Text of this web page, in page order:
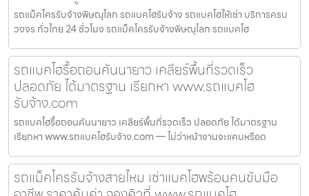
รถแม็คโครรับจ้างพิษณุโลก รถแบคโฮรับจ้าง รถแบคโฮให้เช่า บริการครบ
วงจร ทั่วไทย 24 ชั่วโมง รถแม็คโครรับจ้างพิษณุโลก รถแบคโฮ
รถแบคโฮรื้อถอนคันนายาว เคลียร์พื้นที่รวดเร็ว
ปลอดภัย ได้มาตรฐาน เรียกหา www.รถแบคโฮ
รับจ้าง.com
รถแบคโฮรื้อถอนคันนายาว เคลียร์พื้นที่รวดเร็ว ปลอดภัย ได้มาตรฐาน
เรียกหา www.รถแบคโฮรับจ้าง.com — ไม่ว่าหน้างานจะแคบหรือด
รถแม็คโครรับจ้างสายไหม เช่าแบคโฮพร้อมคนขับมือ